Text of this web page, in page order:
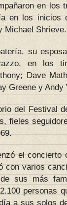
en los
en los inicios
Michael Shrieve.
su
en los
Dave
Greene y
del Festival
fieles
el concierto
varios
sus más
personas
a sus solos